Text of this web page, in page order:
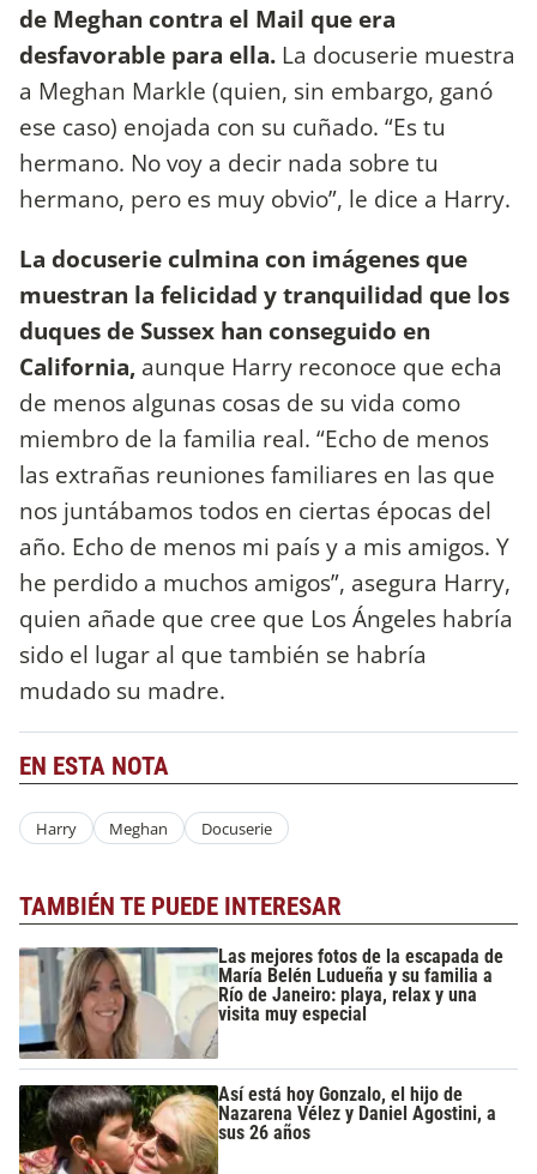
de Meghan contra el Mail que era
desfavorable para ella. La docuserie muestra
a Meghan Markle (quien, sin embargo, ganó
ese caso) enojada con su cuñado. “Es tu
hermano. No voy a decir nada sobre tu
hermano, pero es muy obvio”, le dice a Harry.
La docuserie culmina con imágenes que
muestran la felicidad y tranquilidad que los
duques de Sussex han conseguido en
California, aunque Harry reconoce que echa
de menos algunas cosas de su vida como
miembro de la familia real. “Echo de menos
las extrañas reuniones familiares en las que
nos juntábamos todos en ciertas épocas del
año. Echo de menos mi país y a mis amigos. Y
he perdido a muchos amigos”, asegura Harry,
quien añade que cree que Los Ángeles habría
sido el lugar al que también se habría
mudado su madre.
EN ESTA NOTA
Harry Meghan Docuserie
TAMBIÉN TE PUEDE INTERESAR
Las mejores fotos de la escapada de
María Belén Ludueña y su familia a
Río de Janeiro: playa, relax y una
visita muy especial
Así está hoy Gonzalo, el hijo de
Nazarena Vélez y Daniel Agostini, a
sus 26 años